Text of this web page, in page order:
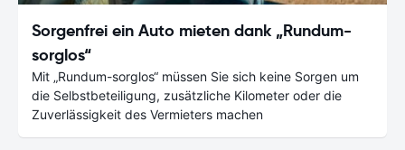
Sorgenfrei ein Auto mieten dank „Rundum-
sorglos“
Mit „Rundum-sorglos“ müssen Sie sich keine Sorgen um
die Selbstbeteiligung, zusätzliche Kilometer oder die
Zuverlässigkeit des Vermieters machen